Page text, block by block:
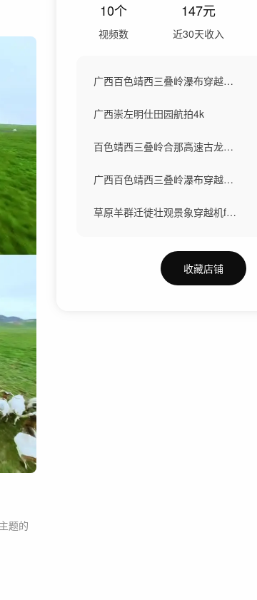
题的
10个
视频数
147元
近30天收入
广西百色靖西三叠岭瀑布穿越机fpv航拍
广西崇左明仕田园航拍4k
百色靖西三叠岭合那高速古龙山穿越机航拍
广西百色靖西三叠岭瀑布穿越机fpv航拍
草原羊群迁徙壮观景象穿越机fpv航拍羊群
收藏店铺